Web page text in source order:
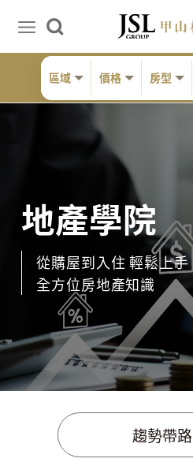
區域 價格 房型
地產學院
從購屋到入住 輕鬆上手
全方位房地產知識
趨勢帶路